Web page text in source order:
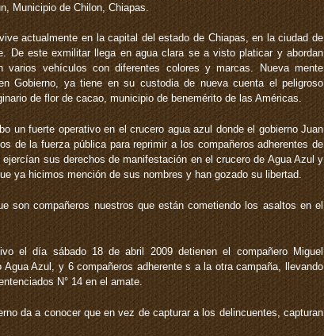
Municipio de Chilon, Chiapas.
actualmente en la capital del estado de Chiapas, en la ciudad de
De este exmilitar llega en agua clara se a visto platicar y abordan
vehículos con diferentes colores y marcas. Nueva mente
Gobierno, ya tiene en su custodia de nueva cuenta el peligroso
de flor de cacao, municipio de benemérito de las Américas.
un fuerte operativo en el crucero agua azul donde el gobierno Juan
de la fuerza pública para reprimir a los compañeros adherentes de
sus derechos de manifestación en el crucero de Agua Azul y
ya hicimos mención de sus nombres y han gozado su libertad.
son compañeros nuestros que están cometiendo los asaltos en el
el día sábado 18 de abril 2009 detienen el compañero Miguel
Agua Azul, y 6 compañeros adherente s a la otra campaña, llevando
N° 14 en el amate.
da a conocer que en vez de capturar a los delincuentes, capturan